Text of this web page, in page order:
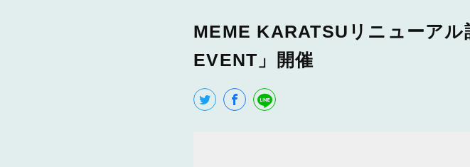
MEME KARATSUリニューア
EVENT」開催